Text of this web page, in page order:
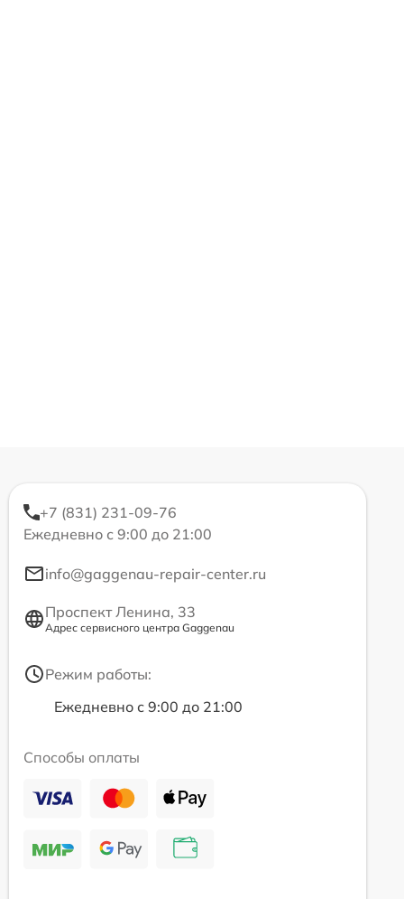
+7 (831) 231-09-76
Ежедневно с 9:00 до 21:00
info@gaggenau-repair-center.ru
Проспект Ленина, 33
Адрес сервисного центра Gaggenau
Режим работы:
Ежедневно с 9:00 до 21:00
Способы оплаты